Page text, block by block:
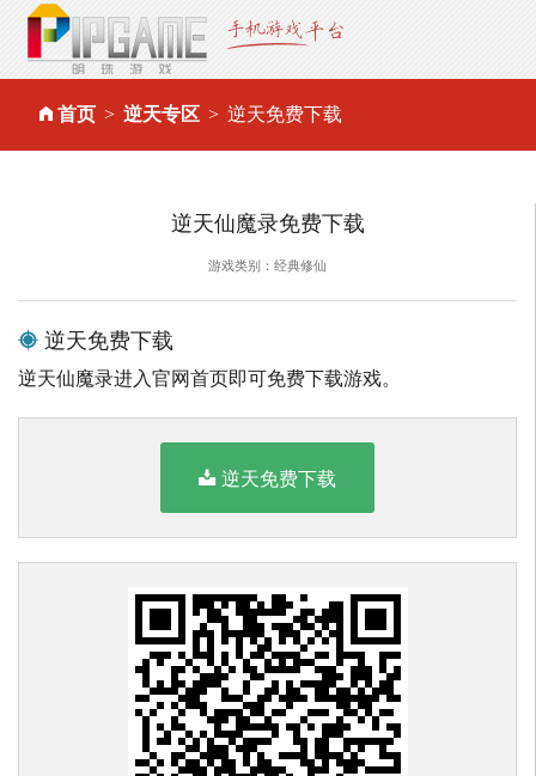
首页 逆天专区 逆天免费下载
逆天仙魔录免费下载
游戏类别：经典修仙
逆天免费下载
逆天仙魔录进入官网首页即可免费下载游戏。
逆天免费下载